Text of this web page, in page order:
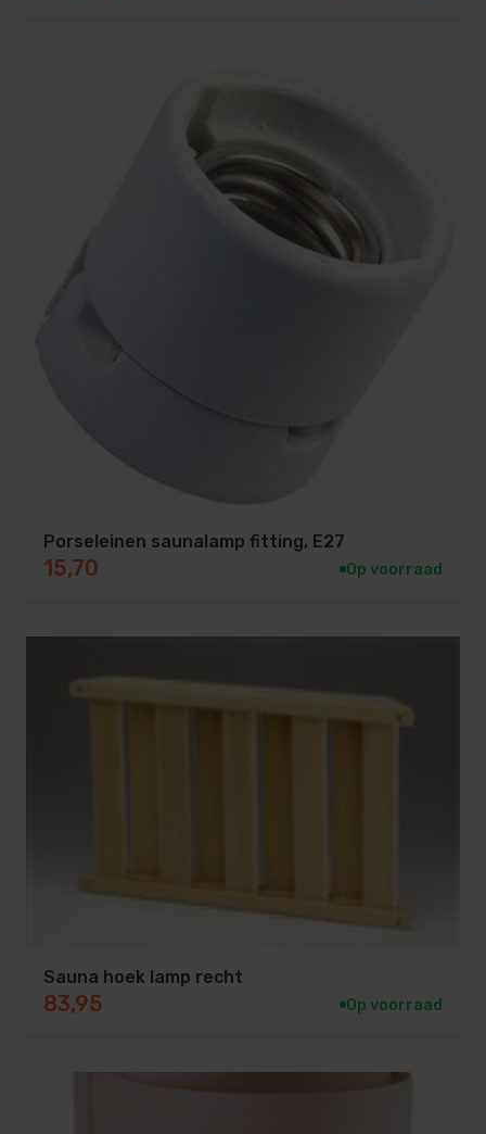
Porseleinen saunalamp fitting, E27
15,70 Op voorraad
Sauna hoek lamp recht
83,95 Op voorraad